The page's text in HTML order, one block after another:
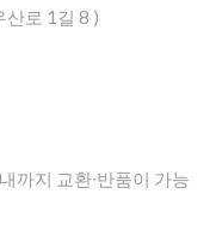
산로 1길 8 )
까지 교환∙반품이 가능